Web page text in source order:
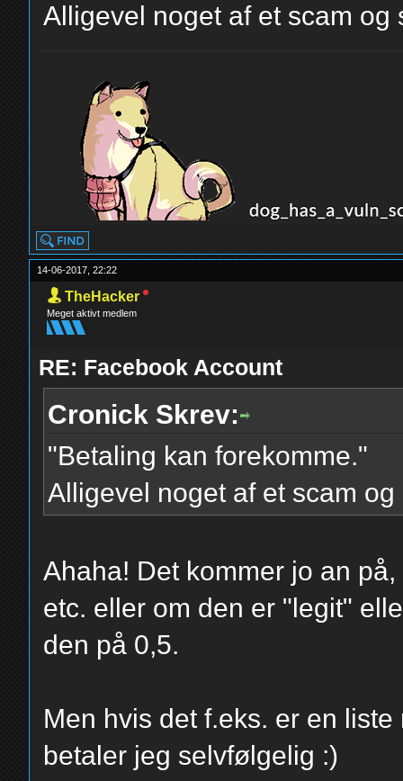
Alligevel noget af et scam
14-06-2017, 22:22
TheHacker
Meget aktivt medlem
RE: Facebook Account
Cronick Skrev:
"Betaling kan forekomme."
Alligevel noget af et scam
Ahaha! Det kommer jo an
etc. eller om den er "legit"
den på 0,5.
Men hvis det f.eks. er en
betaler jeg selvfølgelig :)